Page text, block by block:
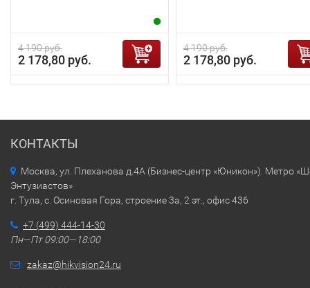
4 190 руб.
2 178,80 руб.
4 190 руб.
2 178,80 руб.
КОНТАКТЫ
Москва, ул. Плеханова д.4А (Бизнес-центр «Юникон»). Метро
Энтузиастов»
г. Тула, с. Осиновая Гора, строение 3а, 2 эт., офис 436
+7 (499) 444-14-30
Пн—Пт 09:00—18:00
zakaz@hikvision24.ru